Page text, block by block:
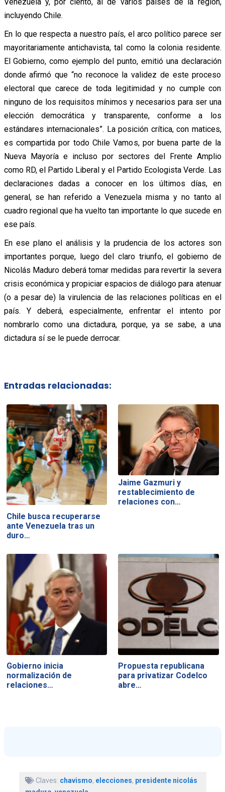
incluyendo Chile.
En lo que respecta a nuestro país, el arco político parece ser
mayoritariamente antichavista, tal como la colonia residente.
El Gobierno, como ejemplo del punto, emitió una declaración
donde afirmó que “no reconoce la validez de este proceso
electoral que carece de toda legitimidad y no cumple con
ninguno de los requisitos mínimos y necesarios para ser una
elección democrática y transparente, conforme a los
estándares internacionales”. La posición crítica, con matices,
es compartida por todo Chile Vamos, por buena parte de la
Nueva Mayoría e incluso por sectores del Frente Amplio
como RD, el Partido Liberal y el Partido Ecologista Verde. Las
declaraciones dadas a conocer en los últimos días, en
general, se han referido a Venezuela misma y no tanto al
cuadro regional que ha vuelto tan importante lo que sucede en
ese país.
En ese plano el análisis y la prudencia de los actores son
importantes porque, luego del claro triunfo, el gobierno de
Nicolás Maduro deberá tomar medidas para revertir la severa
crisis económica y propiciar espacios de diálogo para atenuar
(o a pesar de) la virulencia de las relaciones políticas en el
país. Y deberá, especialmente, enfrentar el intento por
nombrarlo como una dictadura, porque, ya se sabe, a una
dictadura sí se le puede derrocar.
Entradas relacionadas:
Chile busca recuperarse
ante Venezuela tras un
duro…
Jaime Gazmuri y
restablecimiento de
relaciones con…
Gobierno inicia
normalización de
relaciones…
Propuesta republicana
para privatizar Codelco
abre…
Claves: chavismo, elecciones, presidente nicolás